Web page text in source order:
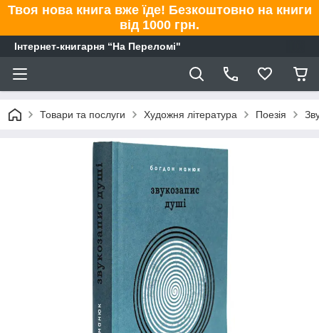
Твоя нова книга вже їде! Безкоштовно на книги
від 1000 грн.
Інтернет-книгарня “На Переломі"
Товари та послуги Художня література Поезія